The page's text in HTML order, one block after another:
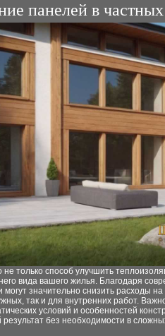
панелей в
не только способ улучшить
вида вашего жилья. Благодаря
значительно снизить расходы
так и для внутренних работ.
условий и особенностей
без необходимости в